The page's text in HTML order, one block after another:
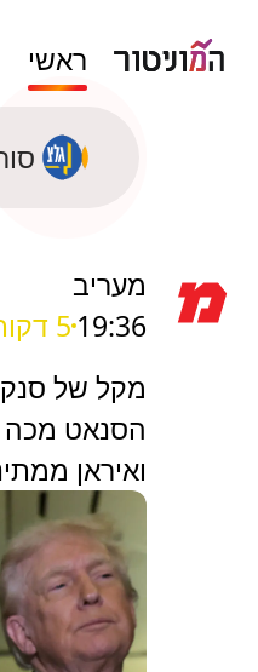
ראשי
מעריב
19:36 5 דקות
מקל של
הסנאט מכה
ואיראן